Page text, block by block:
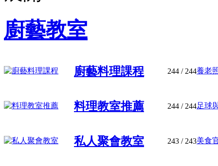
廚藝教室
廚藝料理課程 244 / 244養老
料理教室推薦 244 / 244足球
私人聚會教室 243 / 243美食